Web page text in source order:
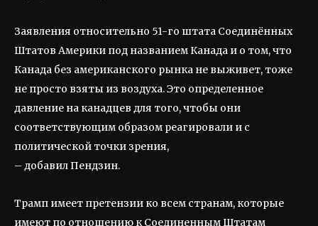
Заявления относительно 51-го штата Соединённых
Штатов Америки под названием Канада и о том, что
Канада без американского рынка не выживет, тоже
не просто взяты из воздуха. Это определенное
давление на канадцев для того, чтобы они
соответствующим образом реагировали и с
политической точки зрения,
– добавил Пендзин.
Трамп имеет претензии ко всем странам, которые
имеют по отношению к Соединенным Штатам